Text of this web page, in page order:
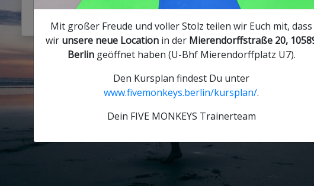
Mit großer Freude und voller Stolz teilen wir Euch mit, dass
wir unsere neue Location in der Mierendorffstraße 20,
Berlingeöffnet haben (U-Bhf Mierendorffplatz U7).
Den Kursplan findest Du unter
www.fivemonkeys.berlin/kursplan/.
Dein FIVE MONKEYS Trainerteam